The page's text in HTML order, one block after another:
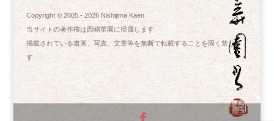
Copyright © 2005 - 2026Nishijima Kaen
当サイトの著作権は西嶋華園に帰属します
掲載されている書画、写真、文章等を無断で転載することを固く禁じま
す